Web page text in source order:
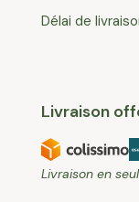
Délai de
Livraison
Livraison en